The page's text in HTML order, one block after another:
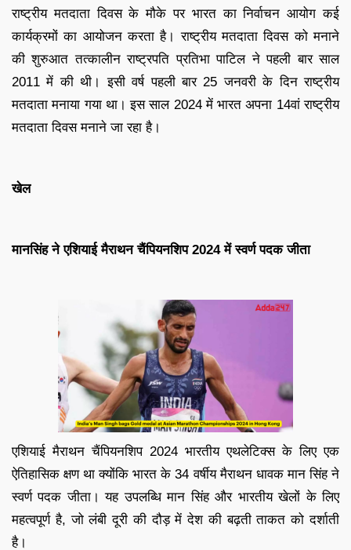
राष्ट्रीय मतदाता दिवस के मौके पर भारत का निर्वाचन आयोग कई
कार्यक्रमों का आयोजन करता है। राष्ट्रीय मतदाता दिवस को मनाने
की शुरुआत तत्कालीन राष्ट्रपति प्रतिभा पाटिल ने पहली बार साल
2011 में की थी। इसी वर्ष पहली बार 25 जनवरी के दिन राष्ट्रीय
मतदाता मनाया गया था। इस साल 2024 में भारत अपना 14वां राष्ट्रीय
मतदाता दिवस मनाने जा रहा है।
खेल
मानसिंह ने एशियाई मैराथन चैंपियनशिप 2024 में स्वर्ण पदक जीता
एशियाई मैराथन चैंपियनशिप 2024 भारतीय एथलेटिक्स के लिए एक
ऐतिहासिक क्षण था क्योंकि भारत के 34 वर्षीय मैराथन धावक मान सिंह ने
स्वर्ण पदक जीता। यह उपलब्धि मान सिंह और भारतीय खेलों के लिए
महत्वपूर्ण है, जो लंबी दूरी की दौड़ में देश की बढ़ती ताकत को दर्शाती
है।